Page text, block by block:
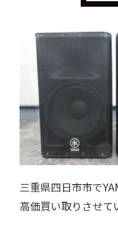
三重県四日市市で
高価買い取りさせて